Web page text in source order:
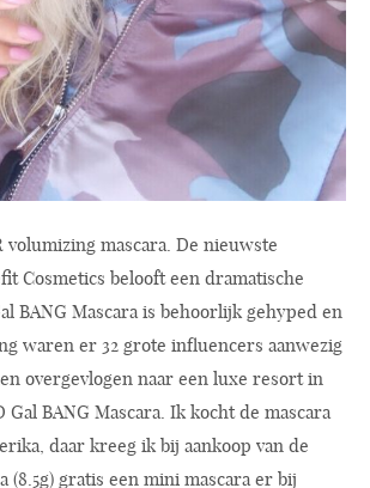
volumizing mascara. De nieuwste
Cosmetics belooft een dramatische
BANG Mascara is behoorlijk gehyped en
waren er 32 grote influencers aanwezig
overgevlogen naar een luxe resort in
BANG Mascara. Ik kocht de mascara
daar kreeg ik bij aankoop van de
(8.5g) gratis een mini mascara er bij